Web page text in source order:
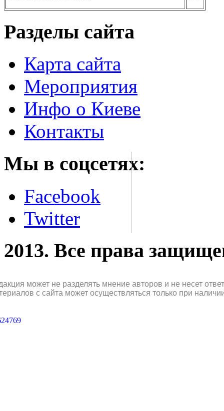
Разделы сайта
Карта сайта
Мероприятия
Инфо о Киеве
Контакты
Мы в соцсетях:
Facebook
Twitter
2013. Все права
может не разделять мнение авторов и не несет
с сайта может осуществляться только при